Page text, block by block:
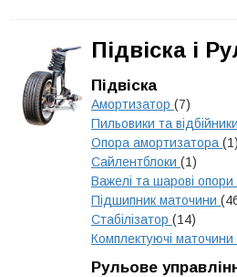
Підвіска і
Підвіска
Амортизатор (7)
Пильовики та
Опора амортизатора (1)
Сайлентблоки (1)
Важелі та шарові опори
Підшипник маточини
Стабілізатор (14)
Комплектуючі маточини
Рульове